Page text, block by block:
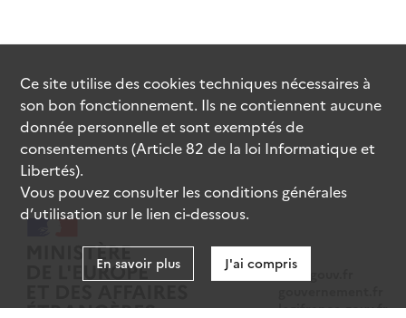
data.gouv.fr
legifrance.gouv.fr
Ce site utilise descookiestechniques nécessaires à
son bon fonctionnement. Ils ne contiennent aucune
donnée personnelle et sont exemptés de
consentements (Article 82 de la loi Informatique et
Libertés).
Vous pouvez consulter les conditions générales
d’utilisation sur le lien ci-dessous.
En savoir plus J'ai compris